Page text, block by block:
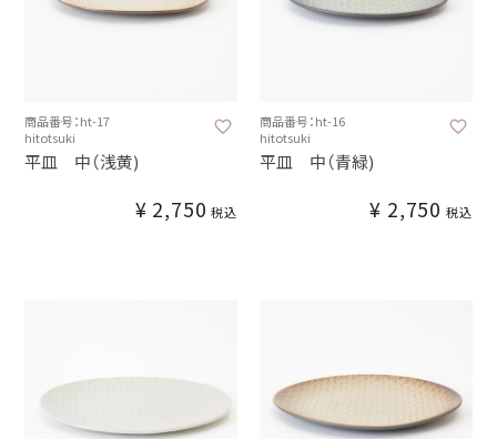
商品番号：ht-17
hitotsuki
平皿 中（浅黄)
¥ 2,750 税込
商品番号：ht-16
hitotsuki
平皿 中（青緑)
¥ 2,750 税込